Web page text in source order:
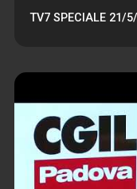
TV7 SPECIALE 21/